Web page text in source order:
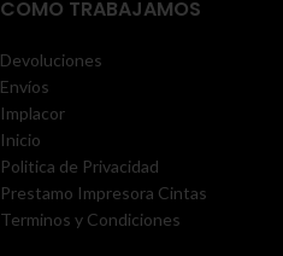
COMO TRABAJAMOS
Devoluciones
Envíos
Implacor
Inicio
Politica de Privacidad
Prestamo Impresora Cintas
Terminos y Condiciones